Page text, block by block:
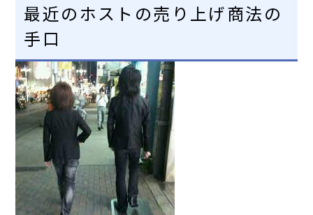
最近のホストの売り上げ商法の
手口